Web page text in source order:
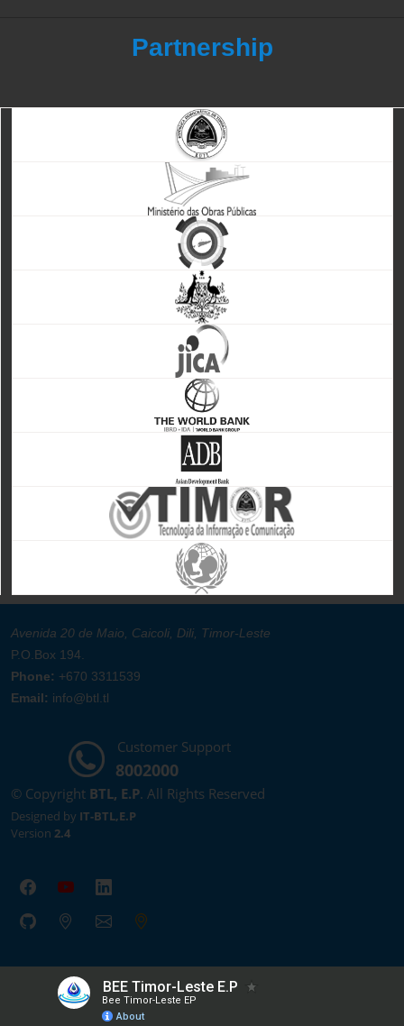
Partnership
Avenida 20 de Maio, Caicoli, Dili, Timor-Leste
P.O.Box 194.
Phone: +670 3311539
Email: info@btl.tl
Customer Support
8002000
© Copyright BTL, E.P. All Rights Reserved
Designed by IT-BTL,E.P
Version 2.4